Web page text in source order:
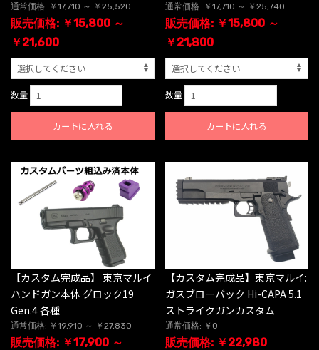
通常価格: ￥17,710 ～ ￥25,520
販売価格: ￥15,800 ～
￥21,600
数量
カートに入れる
通常価格: ￥17,710 ～ ￥25,740
販売価格: ￥15,800 ～
￥21,800
数量
カートに入れる
【カスタム完成品】 東京マルイ
ハンドガン本体 グロック19
Gen.4 各種
通常価格: ￥19,910 ～ ￥27,830
販売価格: ￥17,900 ～
【カスタム完成品】東京マルイ:
ガスブローバック Hi-CAPA 5.1
ストライクガンカスタム
通常価格: ￥0
販売価格: ￥22,980